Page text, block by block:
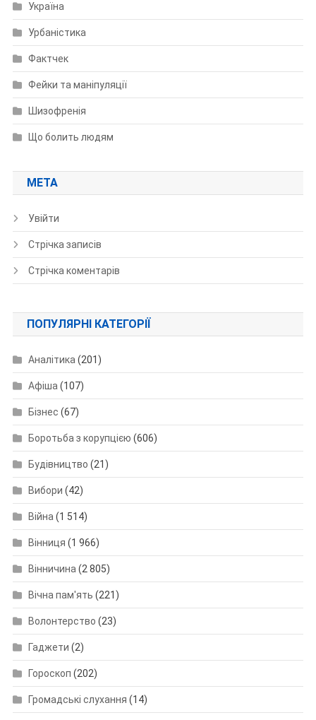
Україна
Урбаністика
Фактчек
Фейки та маніпуляції
Шизофренія
Що болить людям
МЕТА
Увійти
Стрічка записів
Стрічка коментарів
ПОПУЛЯРНІ КАТЕГОРІЇ
Аналітика(201)
Афіша(107)
Бізнес (67)
Боротьба з корупцією (606)
Будівництво (21)
Вибори (42)
Війна(1 514)
Вінниця (1 966)
Вінничина(2 805)
Вічна пам'ять (221)
Волонтерство (23)
Гаджети (2)
Гороскоп (202)
Громадські слухання (14)